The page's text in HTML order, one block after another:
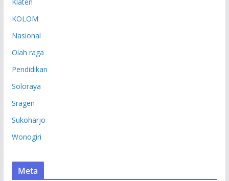
KOLOM
Nasional
Olah raga
Pendidikan
Soloraya
Sragen
Sukoharjo
Wonogiri
Meta